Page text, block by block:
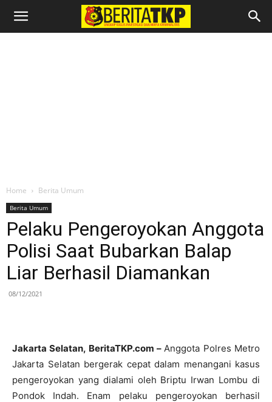
Home Berita Umum
Berita Umum
Pelaku Pengeroyokan Anggota
Polisi Saat Bubarkan Balap
Liar Berhasil Diamankan
08/12/2021
Jakarta Selatan, BeritaTKP.com –Anggota Polres Metro
Jakarta Selatan bergerak cepat dalam menangani kasus
pengeroyokan yang dialami oleh Briptu Irwan Lombu di
Pondok Indah. Enam pelaku pengeroyokan berhasil